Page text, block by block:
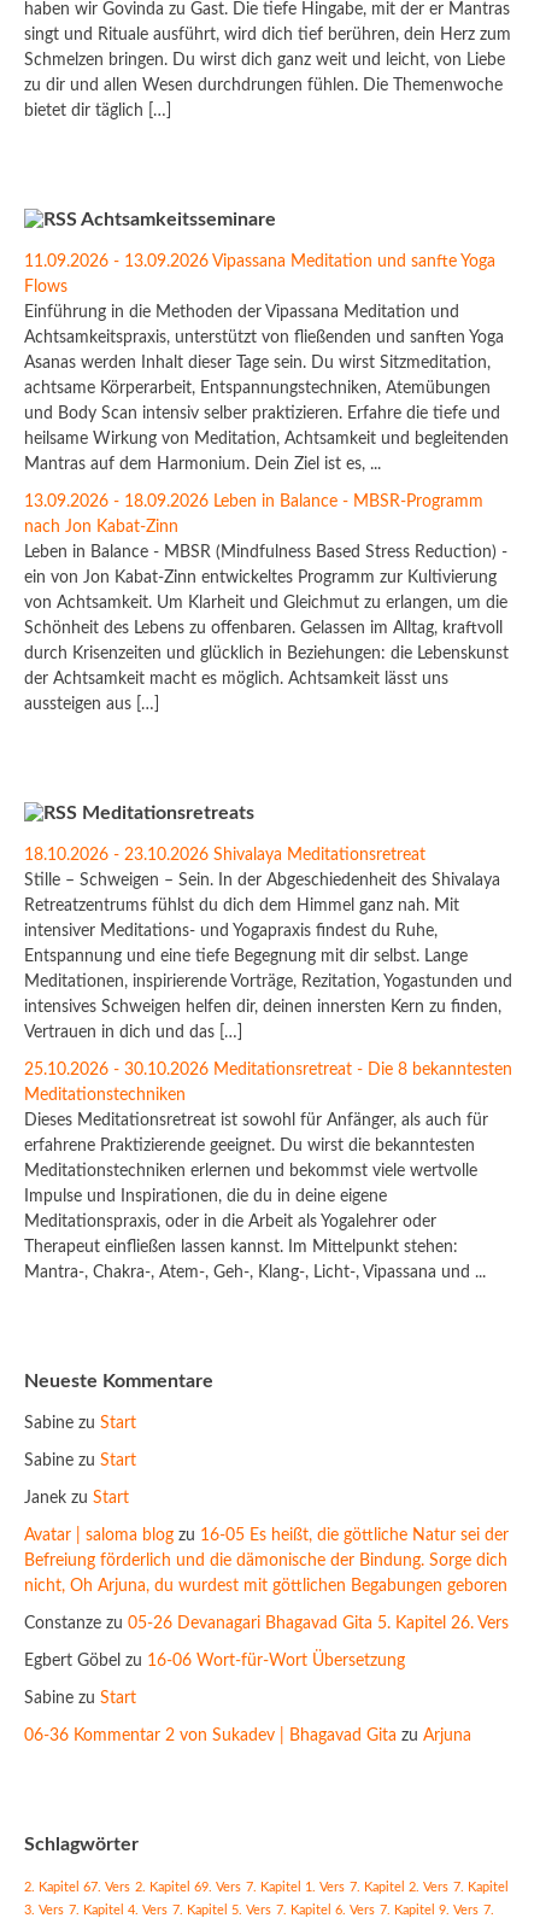
haben wir Govinda zu Gast. Die tiefe Hingabe, mit der er Mantras
singt und Rituale ausführt, wird dich tief berühren, dein Herz zum
Schmelzen bringen. Du wirst dich ganz weit und leicht, von Liebe
zu dir und allen Wesen durchdrungen fühlen. Die Themenwoche
bietet dir täglich […]
Achtsamkeitsseminare
11.09.2026 - 13.09.2026 Vipassana Meditation und sanfte Yoga
Flows
Einführung in die Methoden der Vipassana Meditation und
Achtsamkeitspraxis, unterstützt von fließenden und sanften Yoga
Asanas werden Inhalt dieser Tage sein. Du wirst Sitzmeditation,
achtsame Körperarbeit, Entspannungstechniken, Atemübungen
und Body Scan intensiv selber praktizieren. Erfahre die tiefe und
heilsame Wirkung von Meditation, Achtsamkeit und begleitenden
Mantras auf dem Harmonium. Dein Ziel ist es, ...
13.09.2026 - 18.09.2026 Leben in Balance - MBSR-Programm
nach Jon Kabat-Zinn
Leben in Balance - MBSR (Mindfulness Based Stress Reduction) -
ein von Jon Kabat-Zinn entwickeltes Programm zur Kultivierung
von Achtsamkeit. Um Klarheit und Gleichmut zu erlangen, um die
Schönheit des Lebens zu offenbaren. Gelassen im Alltag, kraftvoll
durch Krisenzeiten und glücklich in Beziehungen: die Lebenskunst
der Achtsamkeit macht es möglich. Achtsamkeit lässt uns
aussteigen aus […]
Meditationsretreats
18.10.2026 - 23.10.2026 Shivalaya Meditationsretreat
Stille – Schweigen – Sein. In der Abgeschiedenheit des Shivalaya
Retreatzentrums fühlst du dich dem Himmel ganz nah. Mit
intensiver Meditations- und Yogapraxis findest du Ruhe,
Entspannung und eine tiefe Begegnung mit dir selbst. Lange
Meditationen, inspirierende Vorträge, Rezitation, Yogastunden und
intensives Schweigen helfen dir, deinen innersten Kern zu finden,
Vertrauen in dich und das […]
25.10.2026 - 30.10.2026 Meditationsretreat - Die 8 bekanntesten
Meditationstechniken
Dieses Meditationsretreat ist sowohl für Anfänger, als auch für
erfahrene Praktizierende geeignet. Du wirst die bekanntesten
Meditationstechniken erlernen und bekommst viele wertvolle
Impulse und Inspirationen, die du in deine eigene
Meditationspraxis, oder in die Arbeit als Yogalehrer oder
Therapeut einfließen lassen kannst. Im Mittelpunkt stehen:
Mantra-, Chakra-, Atem-, Geh-, Klang-, Licht-, Vipassana und ...
Neueste Kommentare
Sabine zu Start
Sabine zu Start
Janek zu Start
Avatar | saloma blog zu 16-05 Es heißt, die göttliche Natur sei der
Befreiung förderlich und die dämonische der Bindung. Sorge dich
nicht, Oh Arjuna, du wurdest mit göttlichen Begabungen geboren
Constanze zu 05-26 Devanagari Bhagavad Gita 5. Kapitel 26. Vers
Egbert Göbel zu 16-06 Wort-für-Wort Übersetzung
Sabine zu Start
06-36 Kommentar 2 von Sukadev | Bhagavad Gita zu Arjuna
Schlagwörter
2. Kapitel 67. Vers 2. Kapitel 69. Vers 7. Kapitel 1. Vers 7. Kapitel 2. Vers 7. Kapitel
3. Vers 7. Kapitel 4. Vers 7. Kapitel 5. Vers 7. Kapitel 6. Vers 7. Kapitel 9. Vers 7.